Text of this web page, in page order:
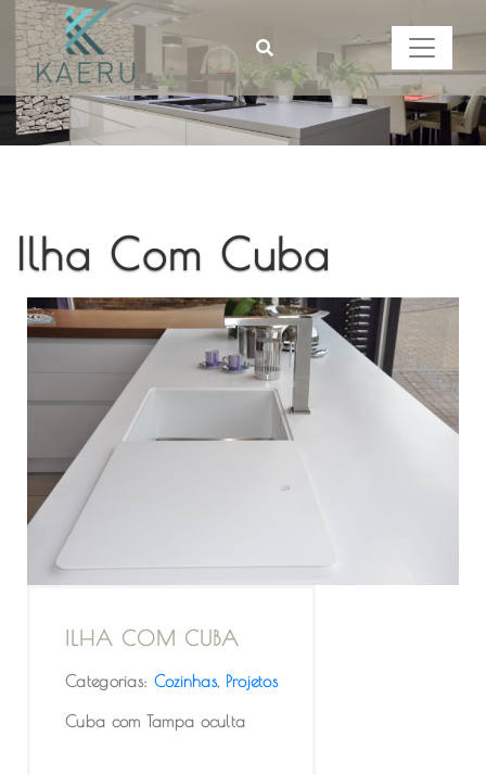
Ilha Com Cuba
ILHA COM CUBA
Categorias: Cozinhas, Projetos
Cuba com Tampa oculta